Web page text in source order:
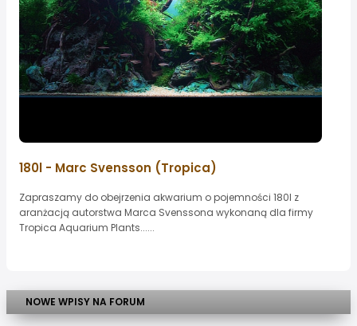
180l - Marc Svensson (Tropica)
Zapraszamy do obejrzenia akwarium o pojemności 180l z
aranżacją autorstwa Marca Svenssona wykonaną dla firmy
Tropica Aquarium Plants......
NOWE WPISY NA FORUM